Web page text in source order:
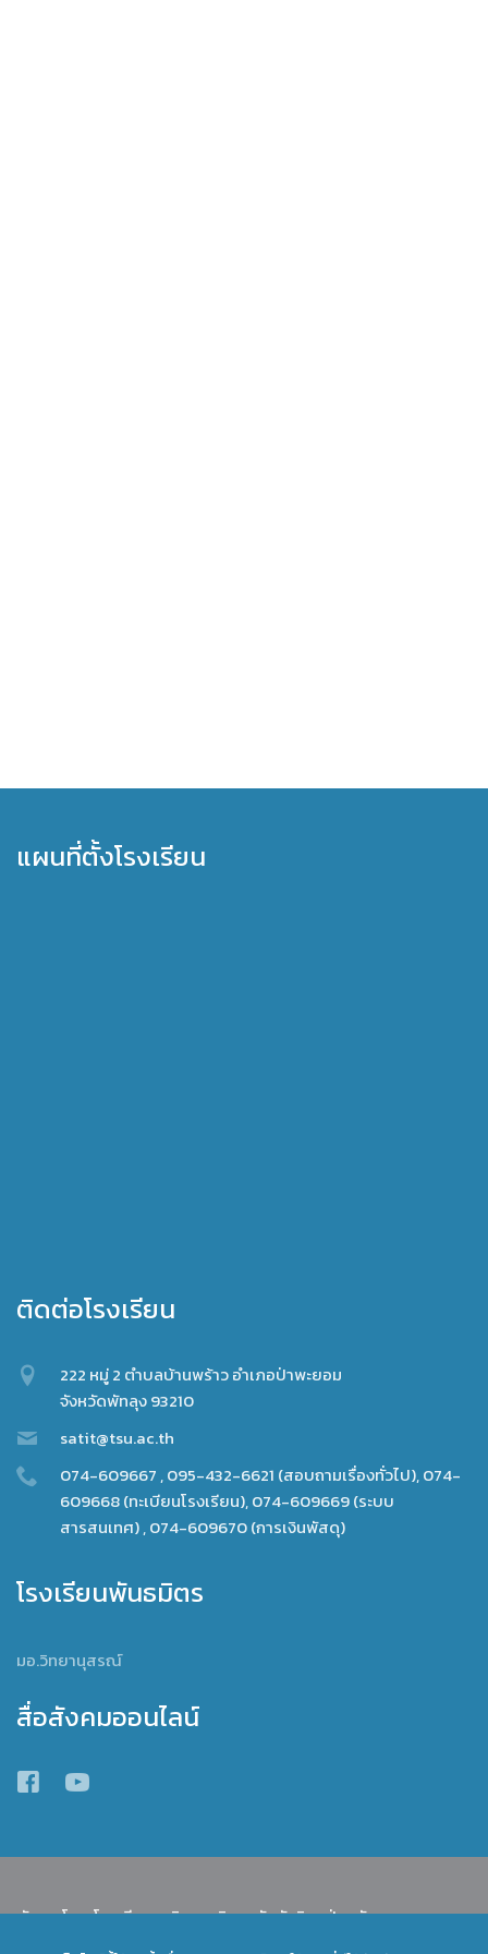
แผนที่ตั้งโรงเรียน
ติดต่อโรงเรียน
222 หมู่ 2 ตำบลบ้านพร้าว อำเภอป่าพะยอม
จังหวัดพัทลุง 93210
satit@tsu.ac.th
074-609667 , 095-432-6621 (สอบถามเรื่องทั่วไป), 074-
609668 (ทะเบียนโรงเรียน), 074-609669 (ระบบ
สารสนเทศ) , 074-609670 (การเงินพัสดุ)
โรงเรียนพันธมิตร
มอ.วิทยานุสรณ์
สื่อสังคมออนไลน์
พัฒนาโดย โรงเรียนสาธิตมหาวิทยาลัยทักษิณ ฝ่ายมัธยม